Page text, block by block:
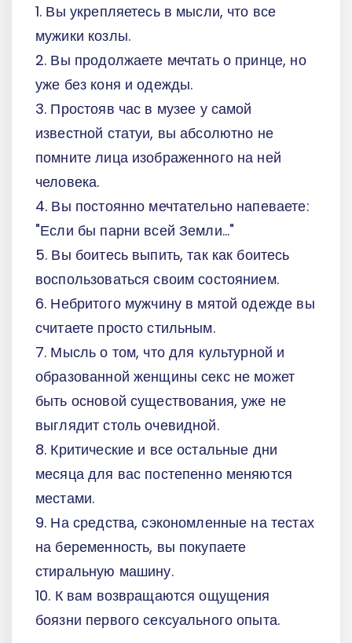
1. Вы укрепляетесь в мысли, что все
мужики козлы.
2. Вы продолжаете мечтать о принце, но
уже без коня и одежды.
3. Простояв час в музее у самой
известной статуи, вы абсолютно не
помните лица изображенного на ней
человека.
4. Вы постоянно мечтательно напеваете:
"Если бы парни всей Земли…"
5. Вы боитесь выпить, так как боитесь
воспользоваться своим состоянием.
6. Небритого мужчину в мятой одежде вы
считаете просто стильным.
7. Мысль о том, что для культурной и
образованной женщины секс не может
быть основой существования, уже не
выглядит столь очевидной.
8. Критические и все остальные дни
месяца для вас постепенно меняются
местами.
9. На средства, сэкономленные на тестах
на беременность, вы покупаете
стиральную машину.
10. К вам возвращаются ощущения
боязни первого сексуального опыта.